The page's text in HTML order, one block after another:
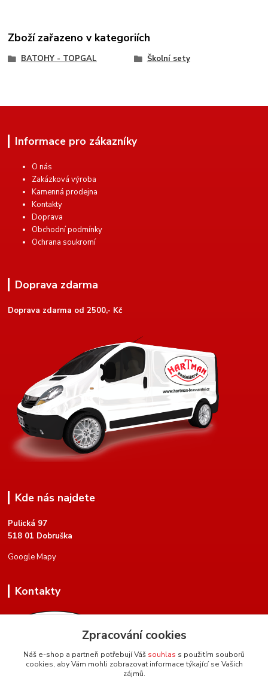
Zboží zařazeno v kategoriích
BATOHY - TOPGAL Školní sety
Informace pro zákazníky
O nás
Zakázková výroba
Kamenná prodejna
Kontakty
Doprava
Obchodní podmínky
Ochrana soukromí
Doprava zdarma
Doprava zdarma od 2500,- Kč
Kde nás najdete
Pulická 97
518 01 Dobruška
Google Mapy
Kontakty
+420 604 134 951
Zpracování cookies
Náš e-shop a partneři potřebují Váš souhlas s použitím souborů
cookies, aby Vám mohli zobrazovat informace týkající se Vašich
zájmů.